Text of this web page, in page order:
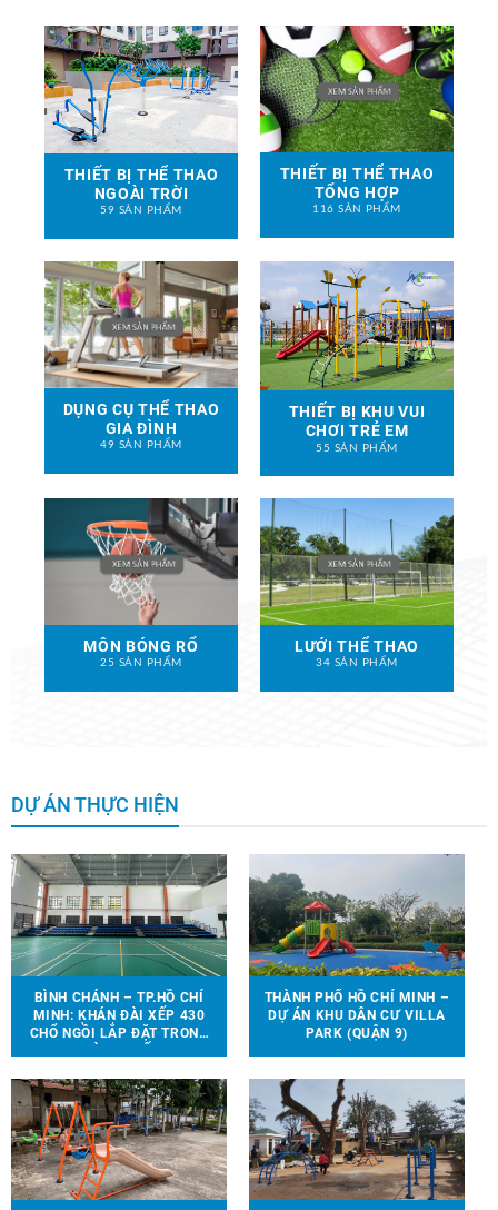
THIẾT BỊ THỂ THAO
NGOÀI TRỜI
59 SẢN PHẨM
THIẾT BỊ THỂ THAO
TỔNG HỢP
116 SẢN PHẨM
DỤNG CỤ THỂ THAO
GIA ĐÌNH
49 SẢN PHẨM
THIẾT BỊ KHU VUI
CHƠI TRẺ EM
55 SẢN PHẨM
MÔN BÓNG RỔ
25 SẢN PHẨM
LƯỚI THỂ THAO
34 SẢN PHẨM
DỰ ÁN THỰC HIỆN
BÌNH CHÁNH – TP.HỒ CHÍ
MINH: KHÁN ĐÀI XẾP 430
CHỔ NGỒI LẮP ĐẶT TRONG
THÀNH PHỐ HỒ CHÍ MINH –
DỰ ÁN KHU DÂN CƯ VILLA
PARK (QUẬN 9)